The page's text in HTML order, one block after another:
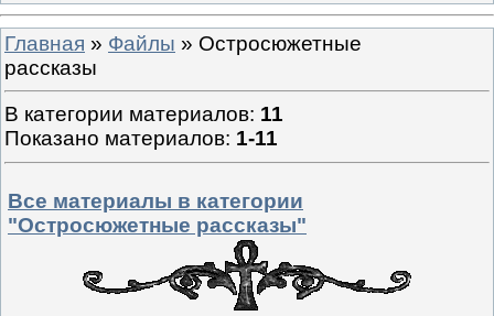
Главная » Файлы » Остросюжетные
рассказы
В категории материалов: 11
Показано материалов: 1-11
Все материалы в категории
"Остросюжетные рассказы"